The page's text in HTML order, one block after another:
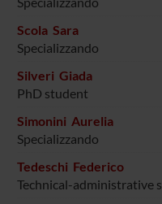
Scola Sara
Specializzando
Silveri Giada
PhD student
Simonini Aurelia
Specializzando
Tedeschi Federico
Technical-administrative